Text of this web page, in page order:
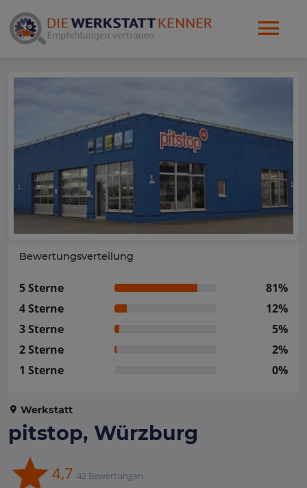
Bewertungsverteilung
5 Sterne
81%
4 Sterne
12%
3 Sterne
5%
2 Sterne
2%
1 Sterne
0%
Werkstatt
pitstop, Würzburg
4,7 42 Bewertungen